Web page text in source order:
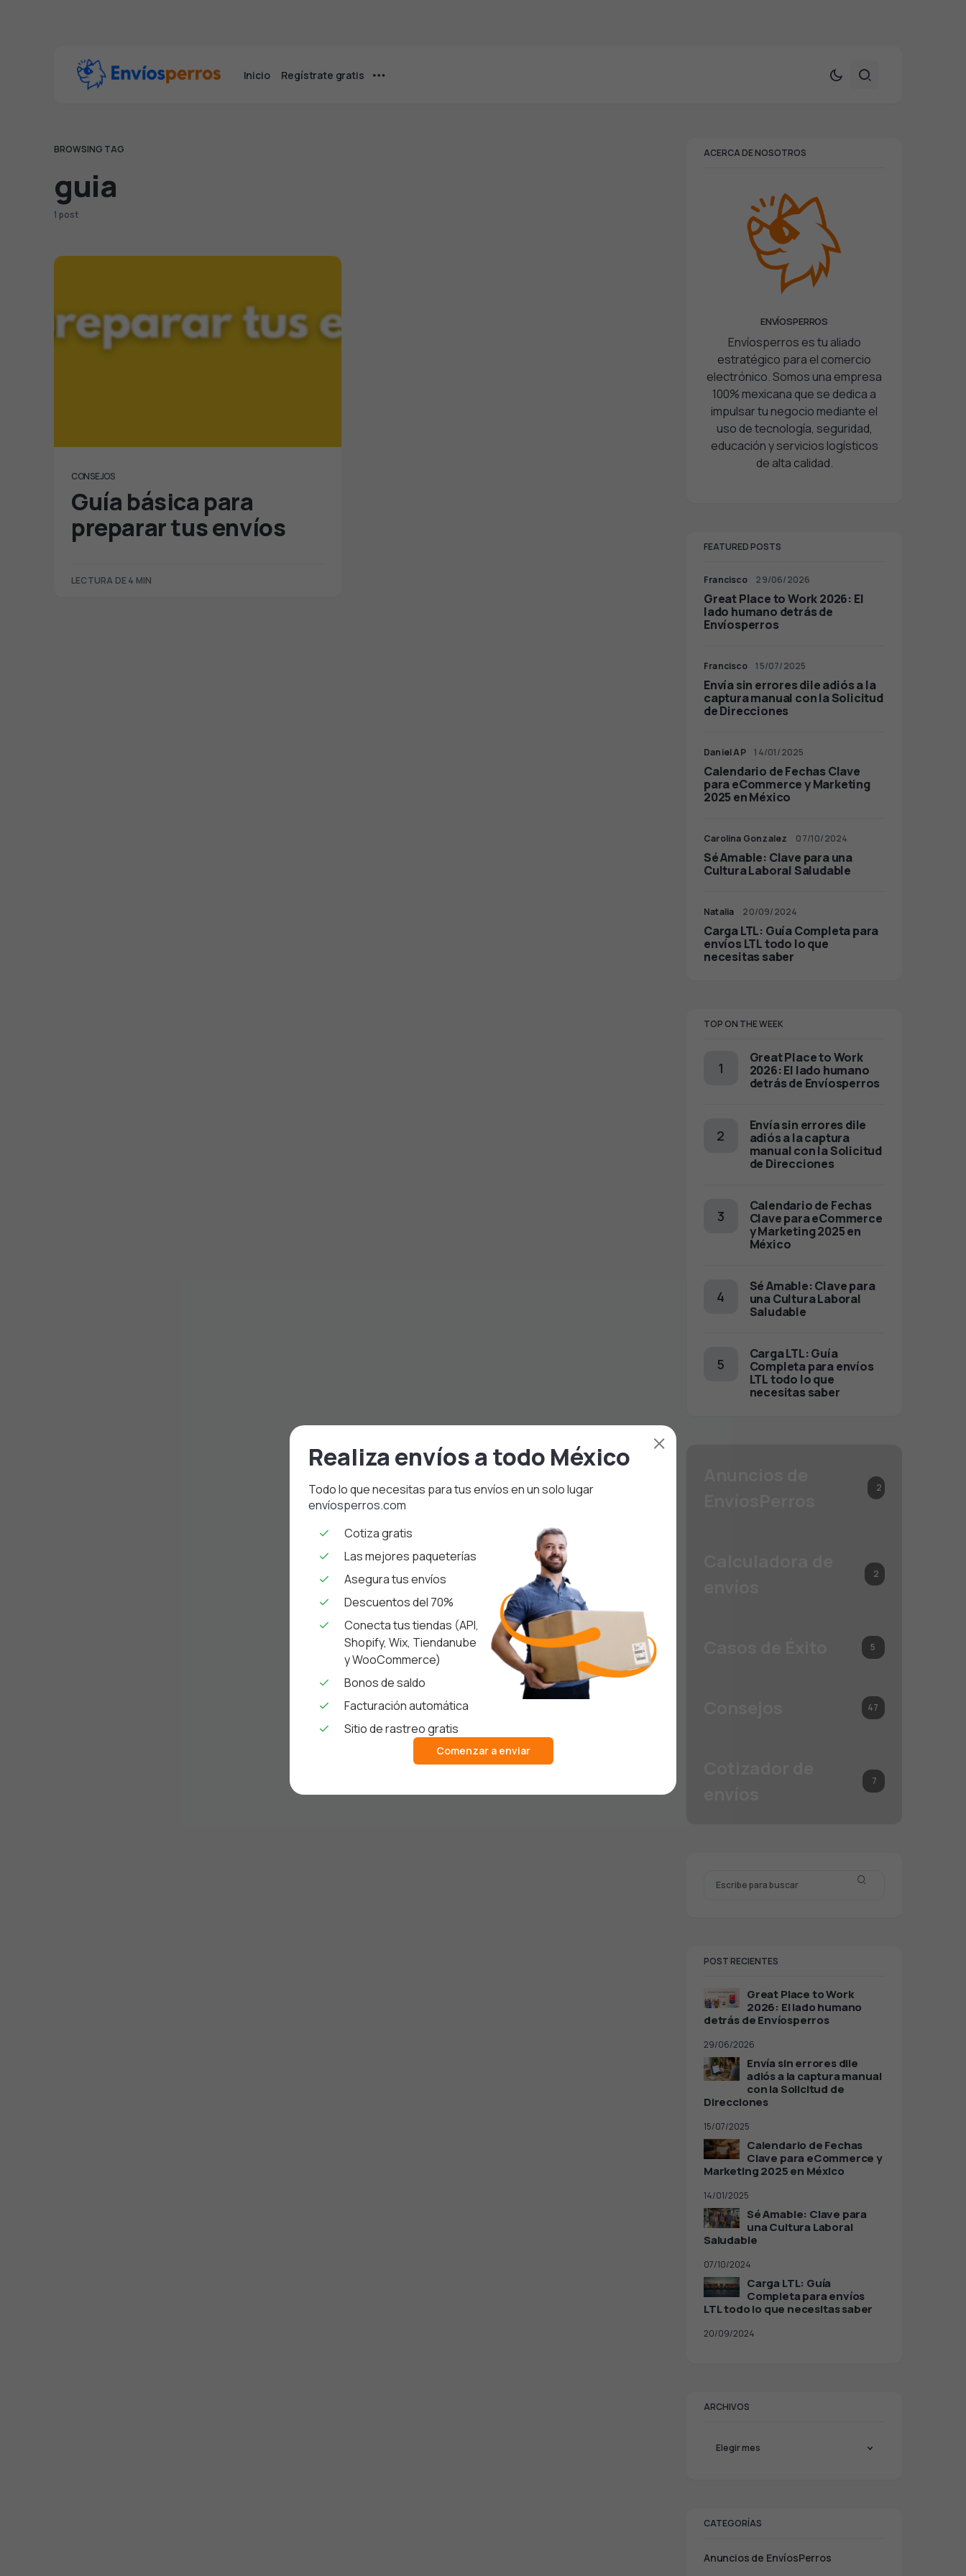
Inicio Regístrate gratis
BROWSING TAG
guia
1 post
CONSEJOS
Guía básica para
preparar tus envíos
LECTURA DE 4 MIN
ACERCA DE NOSOTROS
ENVÍOSPERROS
Envíosperros es tu aliado
estratégico para el comercio
electrónico. Somos una empresa
100% mexicana que se dedica a
impulsar tu negocio mediante el
uso de tecnología, seguridad,
educación y servicios logísticos
de alta calidad.
FEATURED POSTS
Francisco 29/06/2026
Great Place to Work 2026: El
lado humano detrás de
Envíosperros
Francisco 15/07/2025
Envía sin errores dile adiós a la
captura manual con la Solicitud
de Direcciones
Daniel AP 14/01/2025
Calendario de Fechas Clave
para eCommerce y Marketing
2025 en México
Carolina Gonzalez 07/10/2024
Sé Amable: Clave para una
Cultura Laboral Saludable
Natalia 20/09/2024
Carga LTL: Guía Completa para
envíos LTL todo lo que
necesitas saber
TOP ON THE WEEK
Great Place to Work
2026: El lado humano
detrás de Envíosperros
Envía sin errores dile
adiós a la captura
manual con la Solicitud
de Direcciones
Calendario de Fechas
Clave para eCommerce
y Marketing 2025 en
México
Sé Amable: Clave para
una Cultura Laboral
Saludable
Carga LTL: Guía
Completa para envíos
LTL todo lo que
necesitas saber
2
2
5
47
7
POST RECIENTES
Great Place to Work
2026: El lado humano
detrás de Envíosperros
29/06/2026
Envía sin errores dile
adiós a la captura manual
con la Solicitud de
Direcciones
15/07/2025
Calendario de Fechas
Clave para eCommerce y
Marketing 2025 en México
14/01/2025
Sé Amable: Clave para
una Cultura Laboral
Saludable
07/10/2024
Carga LTL: Guía
Completa para envíos
LTL todo lo que necesitas saber
20/09/2024
ARCHIVOS
CATEGORÍAS
Anuncios de EnvíosPerros
Realiza envíos a todo México
Todo lo que necesitas para tus envíos en un solo lugar
envíosperros.com
Cotiza gratis
Las mejores paqueterías
Asegura tus envíos
Descuentos del 70%
Conecta tus tiendas (API,
Shopify, Wix, Tiendanube
y WooCommerce)
Bonos de saldo
Facturación automática
Sitio de rastreo gratis
Comenzar a enviar
×